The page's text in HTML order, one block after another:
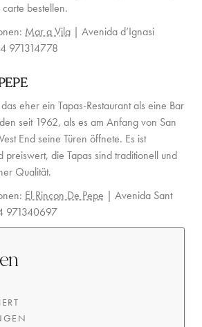
bestellen.
Mar a Vila | Avenida d’Ignasi
971314778
eher ein Tapas-Restaurant als eine Bar
seit 1962, als es am Anfang von San
End seine Türen öffnete. Es ist
preiswert, die Tapas sind traditionell und
Qualität.
El Rincon De Pepe | Avenida Sant
971340697